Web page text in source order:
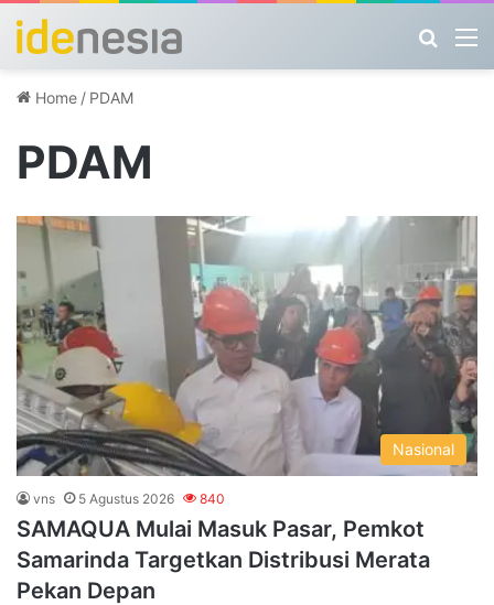
Home / PDAM
PDAM
Nasional
vns 5 Agustus 2026 840
SAMAQUA Mulai Masuk Pasar, Pemkot
Samarinda Targetkan Distribusi Merata
Pekan Depan